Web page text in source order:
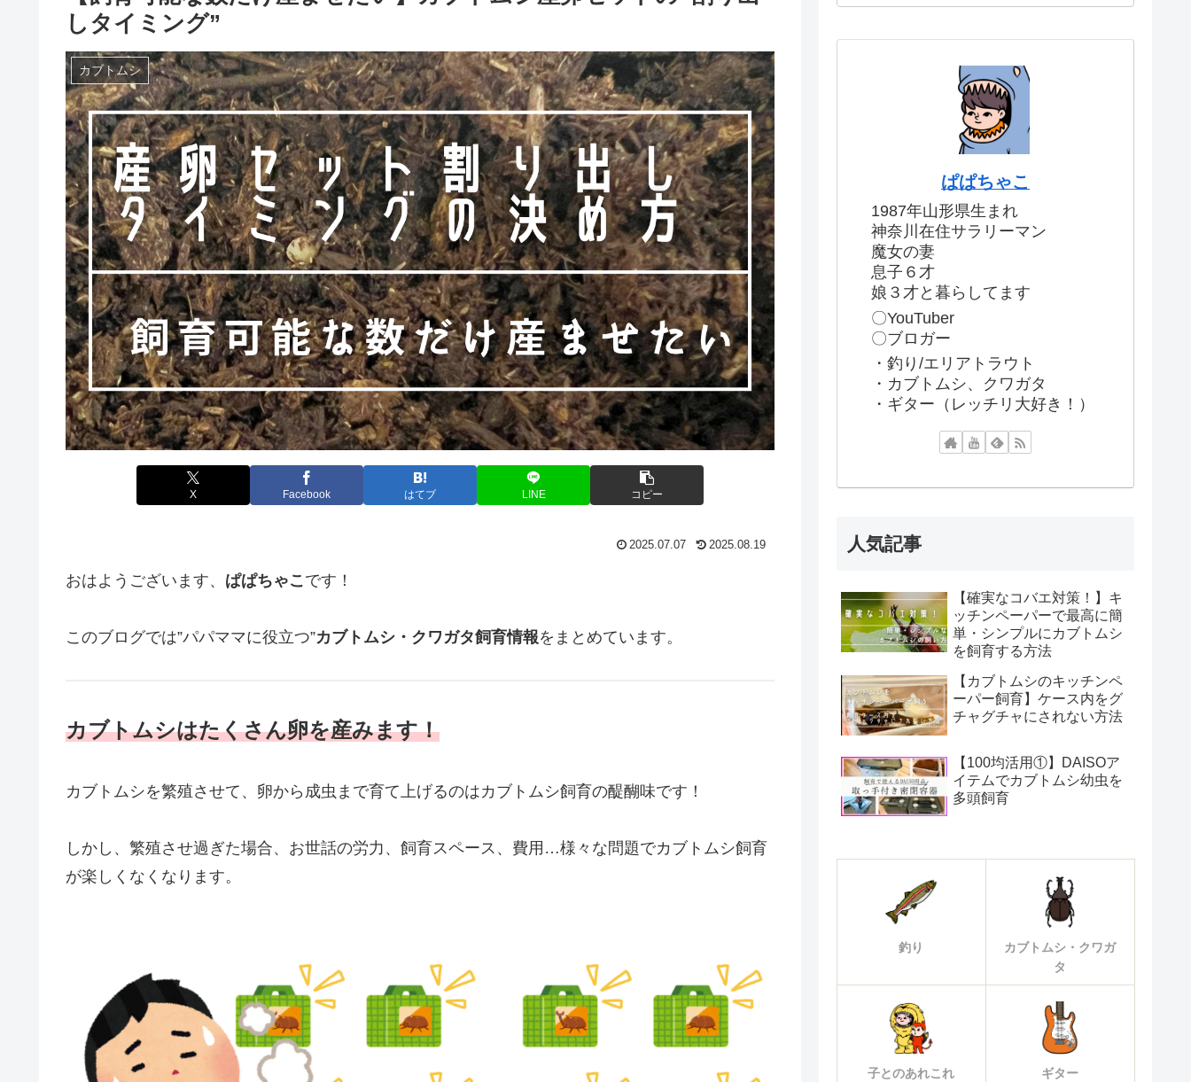
しタイミング”
カブトムシ
X Facebook はてブ LINE コピー
2025.07.07 2025.08.19
おはようございます、 ぱぱちゃこ です！
このブログでは”パパママに役立つ”カブトムシ・クワガタ飼育情報をまとめています。
カブトムシはたくさん卵を産みます！
カブトムシを繁殖させて、卵から成虫まで育て上げるのはカブトムシ飼育の醍醐味です！
しかし、繁殖させ過ぎた場合、お世話の労力、飼育スペース、費用…様々な問題でカブトムシ飼育
が楽しくなくなります。
ぱぱちゃこ
1987年山形県生まれ
神奈川在住サラリーマン
魔女の妻
息子６才
娘３才と暮らしてます
〇YouTuber
〇ブロガー
・釣り/エリアトラウト
・カブトムシ、クワガタ
・ギター（レッチリ大好き！）
人気記事
【確実なコバエ対策！】キ
ッチンペーパーで最高に簡
単・シンプルにカブトムシ
を飼育する方法
【カブトムシのキッチンペ
ーパー飼育】ケース内をグ
チャグチャにされない方法
【100均活用①】DAISOア
イテムでカブトムシ幼虫を
多頭飼育
釣り
カブトムシ・クワガ
タ
子とのあれこれ ギター